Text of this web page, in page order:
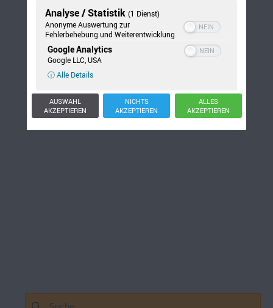
Suchen
Analyse / Statistik (1 Dienst)
Anonyme Auswertung zur
Fehlerbehebung und Weiterentwicklung
Google Analytics
Google LLC, USA
ⓘ Alle Details
AUSWAHL
AKZEPTIEREN
NICHTS
AKZEPTIEREN
ALLES
AKZEPTIEREN